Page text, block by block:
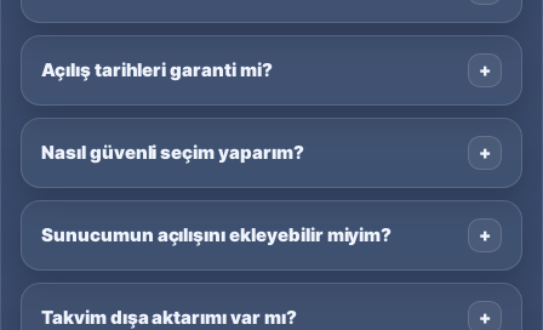
Açılış tarihleri garanti mi?
Nasıl güvenli seçim yaparım?
Sunucumun açılışını ekleyebilir miyim?
Takvim dışa aktarımı var mı?